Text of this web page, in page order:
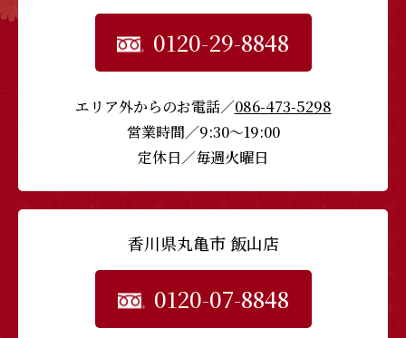
0120-29-8848
エリア外からのお電話／086-473-5298
営業時間／9:30〜19:00
定休日／毎週火曜日
香川県丸亀市 飯山店
0120-07-8848